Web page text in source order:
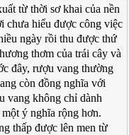
từ thời sơ khai của nền
chưa hiểu được công việc
ngày rồi thu được thứ
thơm của trái cây và
đây, rượu vang thường
còn đồng nghĩa với
vang không chỉ dành
ý nghĩa rộng hơn.
thấp được lên men từ